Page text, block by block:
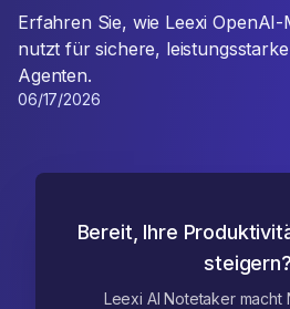
Erfahren Sie, wie Leexi
nutzt für sichere,
Agenten.
06/17/2026
Bereit, Ihre
steigern?
Leexi AI Notetaker macht